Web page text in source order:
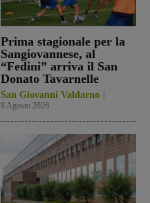
Prima stagionale per la
Sangiovannese, al
“Fedini” arriva il San
Donato Tavarnelle
San Giovanni Valdarno
8 Agosto 2026